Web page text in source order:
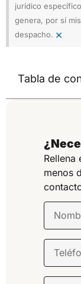
jurídico
genera, por sí
despacho. ×
Tabla de
Rellena
menos